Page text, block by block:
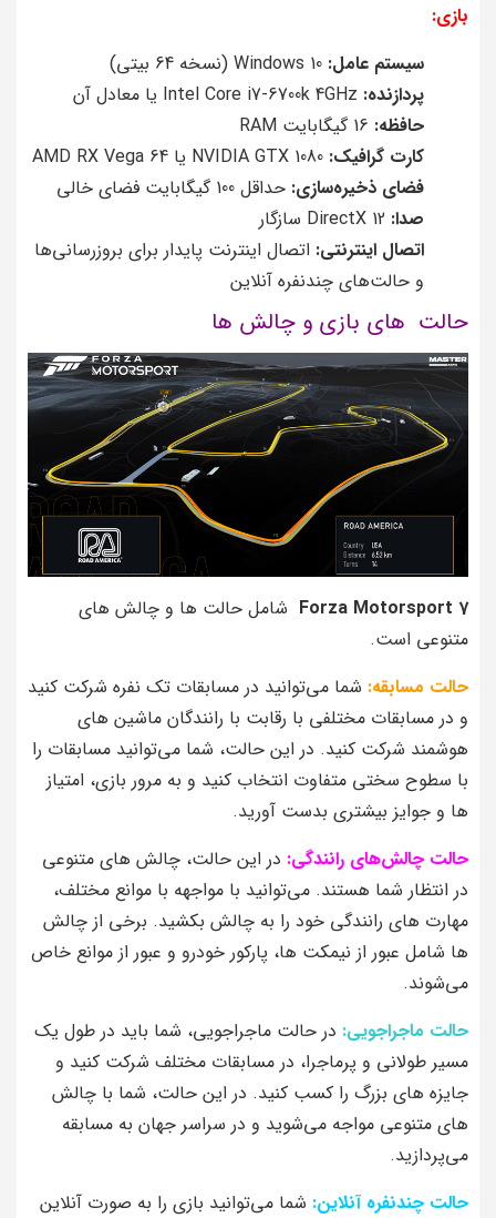
بازی:
سیستم عامل:
پردازنده:
حافظه:
کارت گرافیک:
فضای ذخیره‌سازی: حداقل 100 گیگابایت فضای خالی
صدا:
اتصال اینترنتی: اتصال اینترنت پایدار برای بروزرسانی‌ها
و حالت‌های چندنفره آنلاین
حالت های بازی و چالش ها
Forza Motorsport 7 شامل حالت‌ ها و چالش‌ های
متنوعی است.
حالت مسابقه: شما می‌توانید در مسابقات تک نفره شرکت کنید
و در مسابقات مختلفی با رقابت با رانندگان ماشین‌ های
هوشمند شرکت کنید. در این حالت، شما می‌توانید مسابقات را
با سطوح سختی متفاوت انتخاب کنید و به مرور بازی، امتیاز
ها و جوایز بیشتری بدست آورید.
حالت چالش‌های رانندگی: در این حالت، چالش‌ های متنوعی
در انتظار شما هستند. می‌توانید با مواجهه با موانع مختلف،
مهارت‌ های رانندگی خود را به چالش بکشید. برخی از چالش‌
ها شامل عبور از نیمکت‌ ها، پارکور خودرو و عبور از موانع خاص
می‌شوند.
حالت ماجراجویی: در حالت ماجراجویی، شما باید در طول یک
مسیر طولانی و پرماجرا، در مسابقات مختلف شرکت کنید و
جایزه‌ های بزرگ را کسب کنید. در این حالت، شما با چالش‌
های متنوعی مواجه می‌شوید و در سراسر جهان به مسابقه
می‌پردازید.
حالت چندنفره آنلاین: شما می‌توانید بازی را به صورت آنلاین